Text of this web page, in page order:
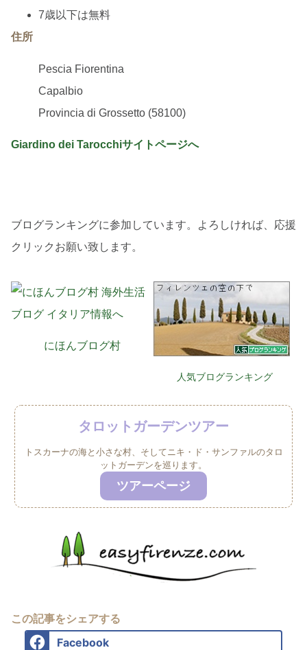
7歳以下は無料
住所
Pescia Fiorentina
Capalbio
Provincia di Grossetto (58100)
Giardino dei Tarocchiサイトページへ
ブログランキングに参加しています。よろしければ、応援
クリックお願い致します。
にほんブログ村
人気ブログランキング
タロットガーデンツアー
トスカーナの海と小さな村、そしてニキ・ド・サンファルのタロ
ットガーデンを巡ります。
ツアーページ
この記事をシェアする
Facebook